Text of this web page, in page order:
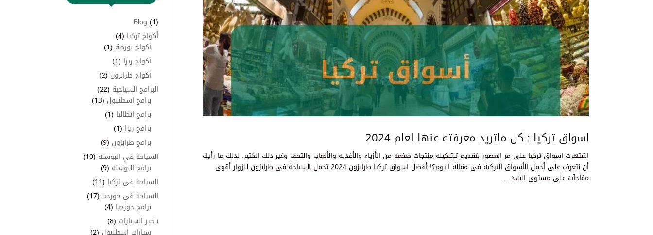
اسواق تركيا : كل ماتريد معرفته عنها لعام 2024
اشتهرت اسواق تركيا على مر العصور بتقديم تشكيلة منتجات ضخمة من الأزياء والأغذية والألعاب والتحف وغير ذلك الكثير. لذلك ما رأيك
أن نتعرف على أجمل الأسواق التركية في مقالة اليوم؟! أفضل اسواق تركيا طرابزون 2024 تحمل السياحة في طرابزون للزوار أقوى
مفاجآت على مستوى البلاد....
Blog (1)
أكواخ تركيا (4)
أكواخ بورصة (1)
أكواخ ريزا (1)
أكواخ طرابزون (2)
البرامج السياحية (22)
برامج اسطنبول (13)
برامج انطاليا (1)
برامج ريزا (1)
برامج طرابزون (9)
السياحة في البوسنة (10)
برامج البوسنة (9)
السياحة في تركيا (11)
السياحة في جورجيا (17)
برامج جورجيا (4)
تأجير السيارات (8)
سيارات اسطنبول (2)